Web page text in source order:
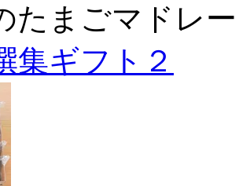
たまごマドレ
集ギフト２